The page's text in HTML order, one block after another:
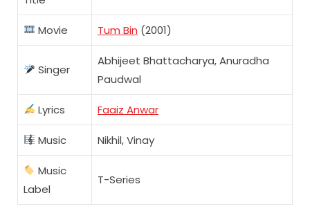
Movie Tum Bin (2001)
Singer
Abhijeet Bhattacharya, Anuradha
Paudwal
Lyrics Faaiz Anwar
Music Nikhil, Vinay
Music
Label
T-Series